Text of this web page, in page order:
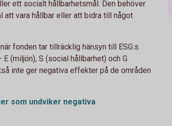
ett socialt hållbarhetsmål. Den behöver
att vara hållbar eller att bidra till något
fonden tar tillräcklig hänsyn till ESG:s
(miljön), S (social hållbarhet) och G
inte ger negativa effekter på de områden
som undviker negativa